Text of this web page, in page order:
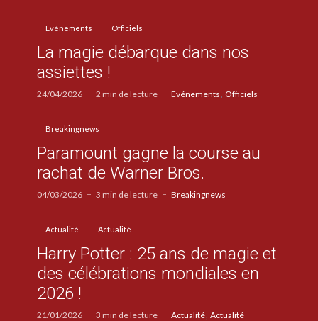
Evénements Officiels
La magie débarque dans nos
assiettes !
24/04/2026 2 min de lecture Evénements Officiels
Breakingnews
Paramount gagne la course au
rachat de Warner Bros.
04/03/2026 3 min de lecture Breakingnews
Actualité Actualité
Harry Potter : 25 ans de magie et
des célébrations mondiales en
2026 !
21/01/2026 3 min de lecture Actualité Actualité